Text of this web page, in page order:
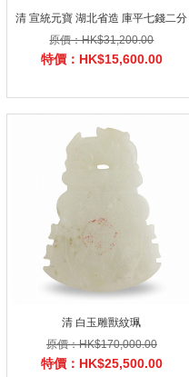
清 宣統元寶 湖北省造 庫平七錢二分
原價：HK$31,200.00
特價：HK$15,600.00
清 白玉雕獸紋珮
原價：HK$170,000.00
特價：HK$25,500.00